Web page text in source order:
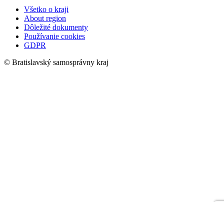
Všetko o kraji
About region
Dôležité dokumenty
Používanie cookies
GDPR
© Bratislavský samosprávny kraj